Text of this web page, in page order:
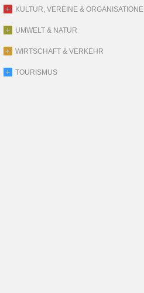
KULTUR, VEREINE &
UMWELT & NATUR
WIRTSCHAFT & VERKEHR
TOURISMUS